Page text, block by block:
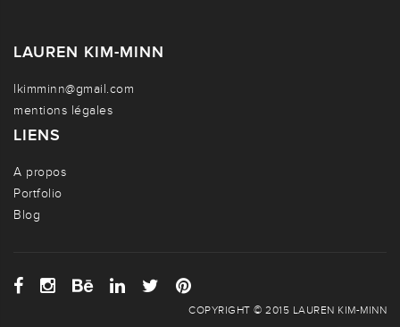
LAUREN KIM-MINN
lkimminn@gmail.com
mentions légales
LIENS
A propos
Portfolio
Blog
COPYRIGHT © 2015 LAUREN KIM-MINN